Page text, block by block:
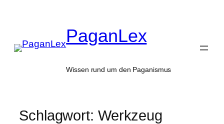
PaganLex
Wissen rund um den Paganismus
Schlagwort: Werkzeug